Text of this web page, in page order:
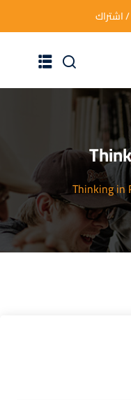
اشتراك
الرئيسية
عن الأكاديمية
دوراتنا التدريبية
الأسئلة المتكررة
اتصل بنا
Thinking in